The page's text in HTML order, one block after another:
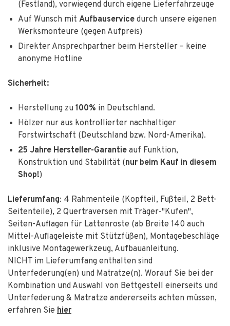
(Festland), vorwiegend durch eigene Lieferfahrzeuge
Auf Wunsch mit Aufbauservice durch unsere eigenen
Werksmonteure (gegen Aufpreis)
Direkter Ansprechpartner beim Hersteller – keine
anonyme Hotline
Sicherheit:
Herstellung zu 100% in Deutschland.
Hölzer nur aus kontrollierter nachhaltiger
Forstwirtschaft (Deutschland bzw. Nord-Amerika).
25 Jahre Hersteller-Garantie auf Funktion,
Konstruktion und Stabilität (nur beim Kauf in diesem
Shop!)
Lieferumfang: 4 Rahmenteile (Kopfteil, Fußteil, 2 Bett-
Seitenteile), 2 Quertraversen mit Träger-"Kufen",
Seiten-Auflagen für Lattenroste (ab Breite 140 auch
Mittel-Auflageleiste mit Stützfüßen), Montagebeschläge
inklusive Montagewerkzeug, Aufbauanleitung.
NICHT im Lieferumfang enthalten sind
Unterfederung(en) und Matratze(n). Worauf Sie bei der
Kombination und Auswahl von Bettgestell einerseits und
Unterfederung & Matratze andererseits achten müssen,
erfahren Sie hier